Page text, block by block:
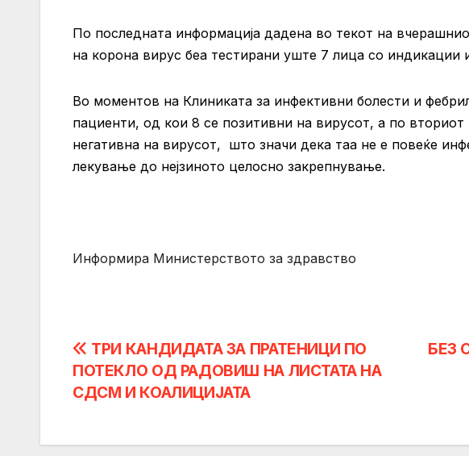
По последната информација дадена во текот на
на корона вирус беа тестирани уште 7 лица со индикации
Во моментов на Клиниката за инфективни болести и
пациенти, од кои 8 се позитивни на вирусот, а по вториот
негативна на вирусот, што значи дека таа не е повеќе
лекување до нејзиното целосно закрепнување.
Информира Министерството за здравство
Post
navigation
БЕЗ
ТРИ КАНДИДАТА ЗА ПРАТЕНИЦИ ПО
ПОТЕКЛО ОД РАДОВИШ НА ЛИСТАТА НА
СДСМ И КОАЛИЦИЈАТА